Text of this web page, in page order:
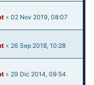
«02 Nov 2019, 08:07
« 26 Sep 2018, 10:28
« 29 Dic 2014, 09:54